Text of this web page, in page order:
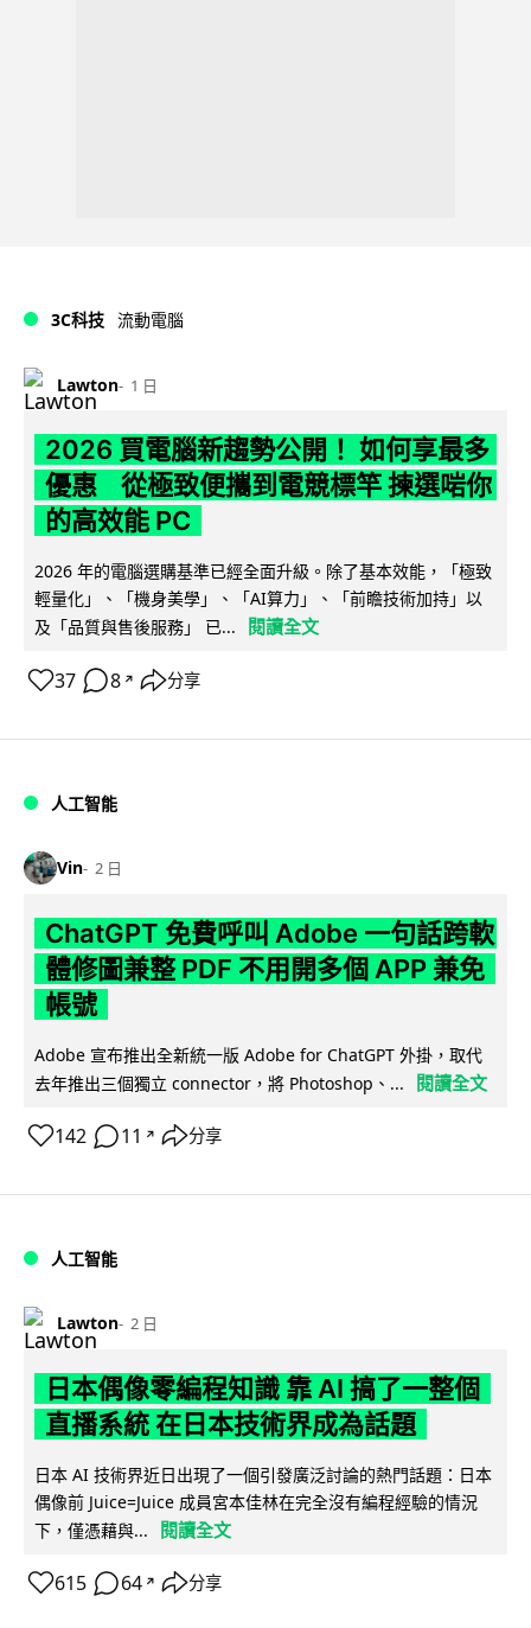
3C科技 流動電腦
Lawton 1 日
2026 買電腦新趨勢公開！ 如何享最多
優惠 從極致便攜到電競標竿 揀選啱你
的高效能 PC
2026 年的電腦選購基準已經全面升級。除了基本效能，「極致
輕量化」、「機身美學」、「AI算力」、「前瞻技術加持」以
及「品質與售後服務」 已...
閱讀全文
37 8 ↗ 分享
人工智能
Vin 2 日
ChatGPT 免費呼叫 Adobe 一句話跨軟
體修圖兼整 PDF 不用開多個 APP 兼免
帳號
Adobe 宣布推出全新統一版 Adobe for ChatGPT 外掛，取代
去年推出三個獨立 connector，將 Photoshop、...
閱讀全文
142 11 ↗ 分享
人工智能
Lawton 2 日
日本偶像零編程知識 靠 AI 搞了一整個
直播系統 在日本技術界成為話題
日本 AI 技術界近日出現了一個引發廣泛討論的熱門話題：日本
偶像前 Juice=Juice 成員宮本佳林在完全沒有編程經驗的情況
下，僅憑藉與...
閱讀全文
615 64 ↗ 分享